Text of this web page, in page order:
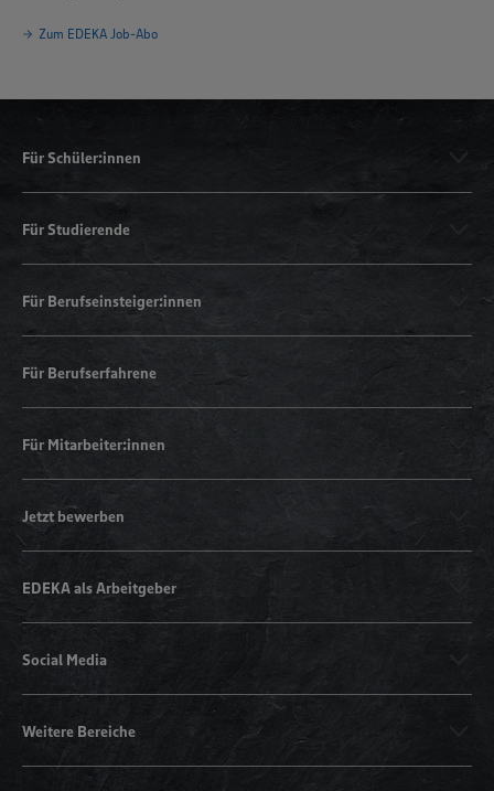
Zum EDEKA Job-Abo
Für Schüler:innen
Für Studierende
Für Berufseinsteiger:innen
Für Berufserfahrene
Für Mitarbeiter:innen
Jetzt bewerben
EDEKA als Arbeitgeber
Social Media
Weitere Bereiche